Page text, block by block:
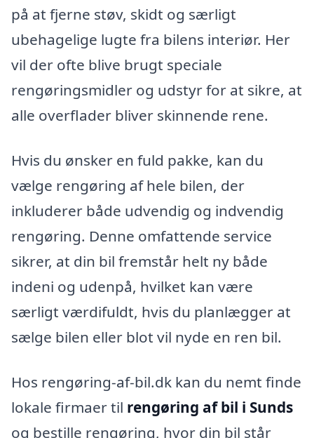
på at fjerne støv, skidt og særligt
ubehagelige lugte fra bilens interiør. Her
vil der ofte blive brugt speciale
rengøringsmidler og udstyr for at sikre, at
alle overflader bliver skinnende rene.
Hvis du ønsker en fuld pakke, kan du
vælge rengøring af hele bilen, der
inkluderer både udvendig og indvendig
rengøring. Denne omfattende service
sikrer, at din bil fremstår helt ny både
indeni og udenpå, hvilket kan være
særligt værdifuldt, hvis du planlægger at
sælge bilen eller blot vil nyde en ren bil.
Hos rengøring-af-bil.dk kan du nemt finde
lokale firmaer til rengøring af bil i Sunds
og bestille rengøring, hvor din bil står